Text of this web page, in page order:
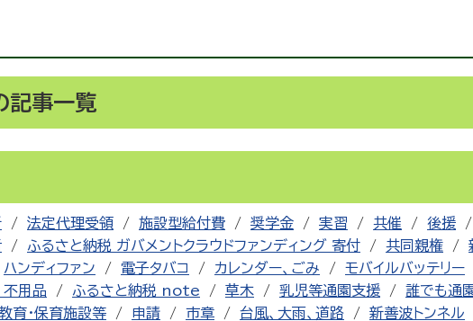
記事一覧
法定代理受領 施設型給付費 奨学金 実習 共催 後援
ふるさと納税 ガバメントクラウドファンディング 寄付 共同親権
ハンディファン 電子タバコ カレンダー、ごみ
モバイルバッテリー
用品 ふるさと納税 note 草木 乳児等通園支援
誰でも通
育・保育施設等 申請 市章 台風、大雨、道路 新善波トンネル